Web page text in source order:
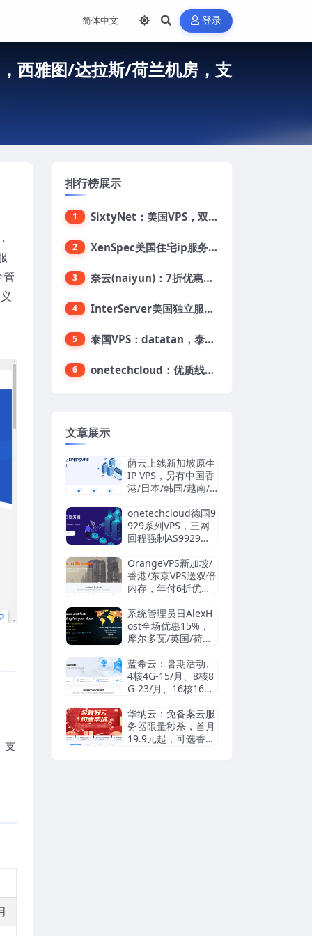
登录
西雅图/达拉斯/荷兰机房，支
管
支
排行榜展示
1 SixtyNet：美国VPS，双ISP类住宅IP(AT&T)，CN2 GIA网络，超高DDoS防御，$14/月，2G内存/2核/40gSSD/5T流量/10Gbps带宽
2 XenSpec美国住宅ip服务器：美国家用ip/无限流量/10Gbps独享带宽/449美元/月起，支持支付宝
3 奈云(naiyun)：7折优惠，低至34元/月，洛杉矶/香港机房，三网CN2 GIA/CUII/高防保护，解锁Chatgpt/Tiktok
4 InterServer美国独立服务器：AMD RYZEN 3600X处理器，75美元/月，送40美元
5 泰国VPS：datatan，泰国不限流量VPS，$33/月，4G内存/3核/60gSSD
6 onetechcloud：优质线路，精品VPS低至28元，美国三网原生CN2 GIA（高防可选）、香港CN2、韩国CN2
文章展示
荫云上线新加坡原生
IP VPS，另有中国香
港/日本/韩国/越南/
德国/西班牙/美国双I
SP/中国台湾原生I
P，4.2美元/月起，
onetechcloud德国9
929系列VPS，三网
回程强制AS9929，
OrangeVPS新加坡/
香港/东京VPS送双倍
内存，年付6折优
起，支持支付宝/微
信/Paypal
系统管理员日AlexH
ost全场优惠15%，
摩尔多瓦/英国/荷兰/
S/独立服务器，无视
DMCA滥用投诉/可
匿名
蓝希云：暑期活动、
4核4G-15/月、8核8
G-23/月、16核16G-
华纳云：免备案云服
务器限量秒杀，首月
19.9元起，可选香港